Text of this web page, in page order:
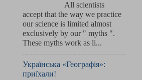
All scientists
accept that the way we practice
our science is limited almost
exclusively by our " myths ".
These myths work as li...
Українська «Географія»:
приїхали!